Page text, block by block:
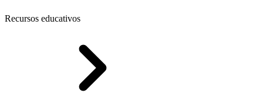
Recursos educativos